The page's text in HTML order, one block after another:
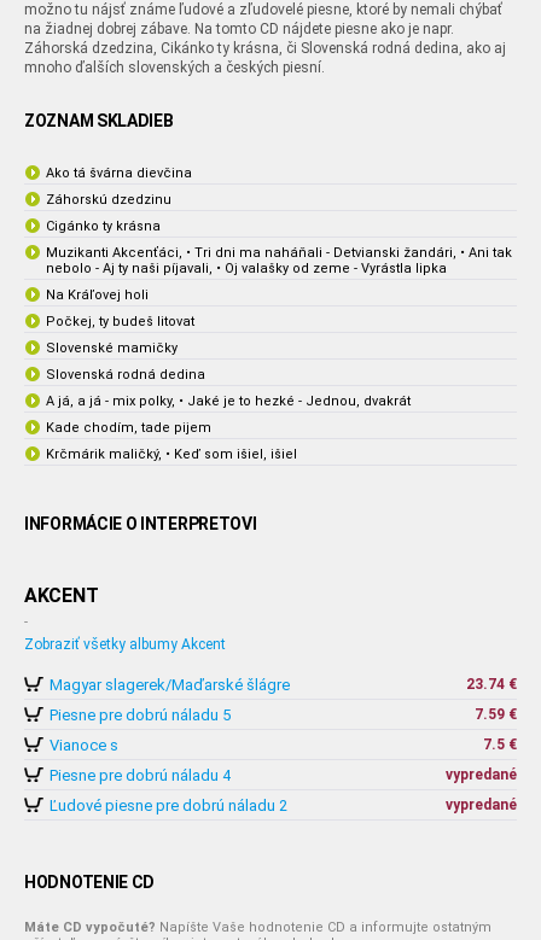
možno tu nájsť známe ľudové a zľudovelé piesne, ktoré by nemali chýbať
na žiadnej dobrej zábave. Na tomto CD nájdete piesne ako je napr.
Záhorská dzedzina, Cikánko ty krásna, či Slovenská rodná dedina, ako aj
mnoho ďalších slovenských a českých piesní.
ZOZNAM SKLADIEB
Ako tá švárna dievčina
Záhorskú dzedzinu
Cigánko ty krásna
Muzikanti Akcenťáci, • Tri dni ma naháňali - Detvianski žandári, • Ani tak
nebolo - Aj ty naši píjavali, • Oj valašky od zeme - Vyrástla lipka
Na Kráľovej holi
Počkej, ty budeš litovat
Slovenské mamičky
Slovenská rodná dedina
A já, a já - mix polky, • Jaké je to hezké - Jednou, dvakrát
Kade chodím, tade pijem
Krčmárik maličký, • Keď som išiel, išiel
INFORMÁCIE O INTERPRETOVI
AKCENT
-
Zobraziť všetky albumy Akcent
Magyar slagerek/Maďarské šlágre 23.74 €
Piesne pre dobrú náladu 5 7.59 €
Vianoce s 7.5 €
Piesne pre dobrú náladu 4 vypredané
Ľudové piesne pre dobrú náladu 2 vypredané
HODNOTENIE CD
Máte CD vypočuté? Napíšte Vaše hodnotenie CD a informujte ostatným